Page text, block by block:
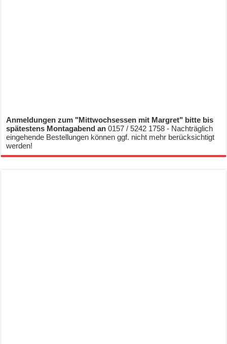
Anmeldungen zum "Mittwochsessen mit Margret" bitte bis
spätestens Montagabend an0157 / 5242 1758 - Nachträglich
eingehende Bestellungen können ggf. nicht mehr berücksichtigt
werden!